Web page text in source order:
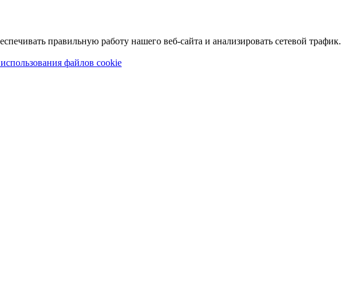
правильную работу нашего веб-сайта и анализировать сетевой трафик.
файлов cookie